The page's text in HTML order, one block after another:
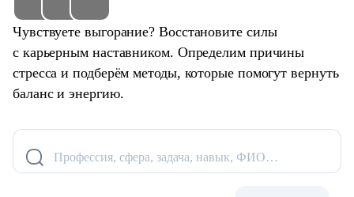
Чувствуете выгорание? Восстановите силы
с карьерным наставником. Определим причины
стресса и подберём методы, которые помогут вернуть
баланс и энергию.
Профессия, сфера, задача, навык, ФИО…